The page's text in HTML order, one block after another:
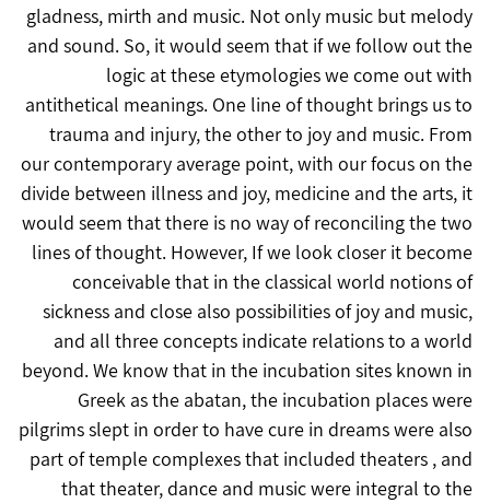
gladness, mirth and music. Not only music but melody
and sound. So, it would seem that if we follow out the
logic at these etymologies we come out with
antithetical meanings. One line of thought brings us to
trauma and injury, the other to joy and music. From
our contemporary average point, with our focus on the
divide between illness and joy, medicine and the arts, it
would seem that there is no way of reconciling the two
lines of thought. However, If we look closer it become
conceivable that in the classical world notions of
sickness and close also possibilities of joy and music,
and all three concepts indicate relations to a world
beyond. We know that in the incubation sites known in
Greek as the abatan, the incubation places were
pilgrims slept in order to have cure in dreams were also
part of temple complexes that included theaters , and
that theater, dance and music were integral to the